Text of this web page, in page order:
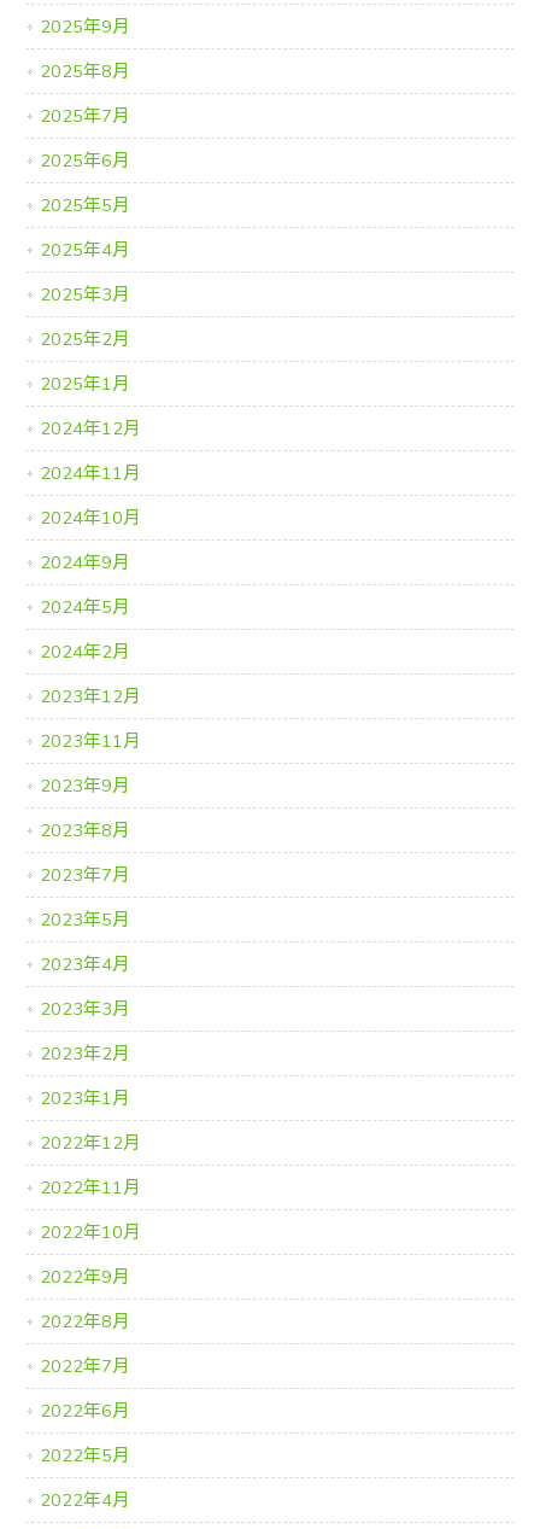
2025年9月
2025年8月
2025年7月
2025年6月
2025年5月
2025年4月
2025年3月
2025年2月
2025年1月
2024年12月
2024年11月
2024年10月
2024年9月
2024年5月
2024年2月
2023年12月
2023年11月
2023年9月
2023年8月
2023年7月
2023年5月
2023年4月
2023年3月
2023年2月
2023年1月
2022年12月
2022年11月
2022年10月
2022年9月
2022年8月
2022年7月
2022年6月
2022年5月
2022年4月